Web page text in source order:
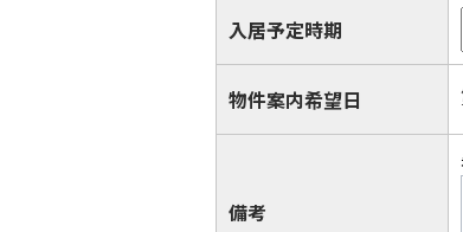
入居予定時期
物件案内希望日
備考